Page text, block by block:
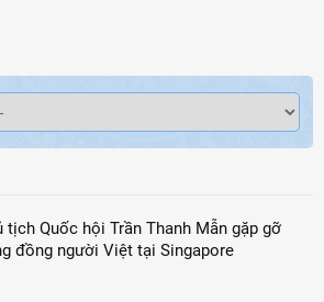
tịch Quốc hội Trần Thanh Mẫn gặp gỡ
đồng người Việt tại Singapore